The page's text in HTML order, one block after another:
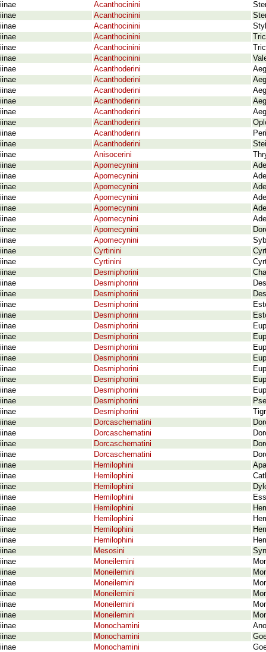
Acanthocinini
Acanthocinini
Acanthocinini
Acanthocinini
Acanthocinini
Acanthocinini
Acanthoderini
Acanthoderini
Acanthoderini
Acanthoderini
Acanthoderini
Acanthoderini
Acanthoderini
Acanthoderini
Anisocerini
Apomecynini
Apomecynini
Apomecynini
Apomecynini
Apomecynini
Apomecynini
Apomecynini
Apomecynini
Cyrtinini
Cyrtinini
Desmiphorini
Desmiphorini
Desmiphorini
Desmiphorini
Desmiphorini
Desmiphorini
Desmiphorini
Desmiphorini
Desmiphorini
Desmiphorini
Desmiphorini
Desmiphorini
Desmiphorini
Desmiphorini
Dorcaschematini
Dorcaschematini
Dorcaschematini
Dorcaschematini
Hemilophini
Hemilophini
Hemilophini
Hemilophini
Hemilophini
Hemilophini
Hemilophini
Hemilophini
Mesosini
Moneilemini
Moneilemini
Moneilemini
Moneilemini
Moneilemini
Moneilemini
Monochamini
Monochamini
Monochamini